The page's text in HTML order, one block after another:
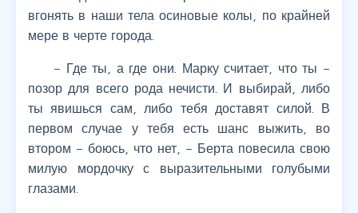
вгонять в наши тела осиновые колы, по крайней
мере в черте города.
– Где ты, а где они. Марку считает, что ты –
позор для всего рода нечисти. И выбирай, либо
ты явишься сам, либо тебя доставят силой. В
первом случае у тебя есть шанс выжить, во
втором – боюсь, что нет, – Берта повесила свою
милую мордочку с выразительными голубыми
глазами.